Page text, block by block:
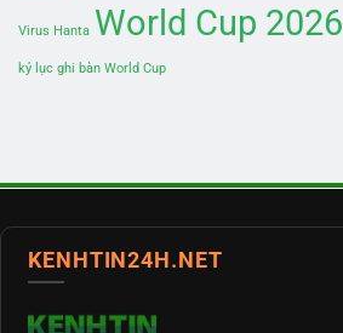
Virus Hanta World Cup 2026
kỷ lục ghi bàn World Cup
KENHTIN24H.NET